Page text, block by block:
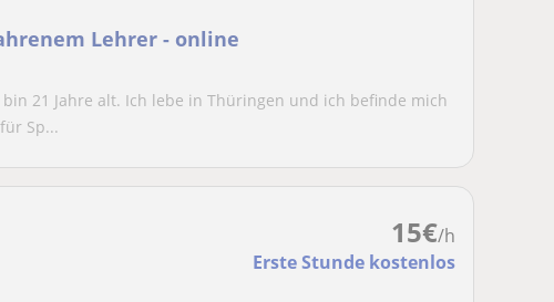
Lehrer - online
21 Jahre alt. Ich lebe in Thüringen und ich befinde mich
Sp...
15€/h
Erste Stunde kostenlos